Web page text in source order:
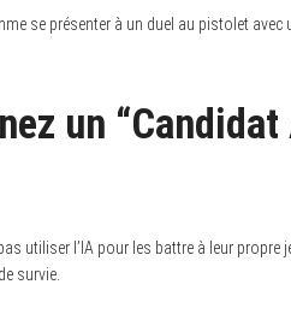
se présenter à un duel au pistolet
un
utiliser l’IA pour les battre à leur propre
survie.